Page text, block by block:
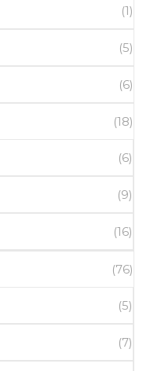
(1)
(5)
(6)
(18)
(6)
(9)
(16)
(76)
(5)
(7)